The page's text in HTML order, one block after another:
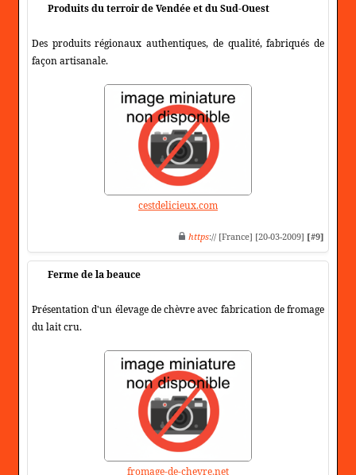
Produits du terroir de Vendée et du Sud-Ouest
Des produits régionaux authentiques, de qualité, fabriqués de
façon artisanale.
cestdelicieux.com
https:// [France] [20-03-2009] [#9]
Ferme de la beauce
Présentation d'un élevage de chèvre avec fabrication de fromage
du lait cru.
fromage-de-chevre.net